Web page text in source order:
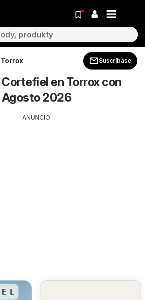
Suscríbase
en Torrox con
2026
ANUNCIO